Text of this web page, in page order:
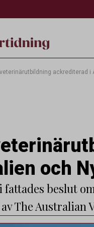
ackrediterad i
och
fattades beslut
The Australian